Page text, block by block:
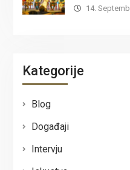
14.
Kategorije
Blog
Događaji
Intervju